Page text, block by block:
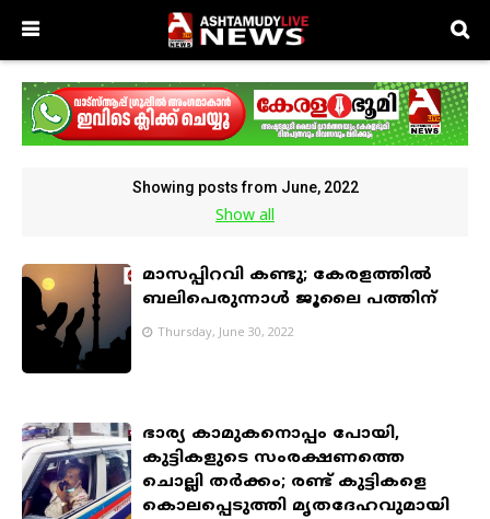
Showing posts from June, 2022
Show all
മാസപ്പിറവി കണ്ടു; കേരളത്തിൽ
ബലിപെരുന്നാൾ ജൂലൈ പത്തിന്
Thursday, June 30, 2022
ഭാര്യ കാമുകനൊപ്പം പോയി,
കുട്ടികളുടെ സംരക്ഷണത്തെ
ചൊല്ലി തര്‍ക്കം; രണ്ട് കുട്ടികളെ
കൊലപ്പെടുത്തി മൃതദേഹവുമായി